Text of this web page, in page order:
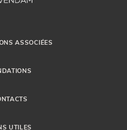
ASSOCIÉES
UTILES